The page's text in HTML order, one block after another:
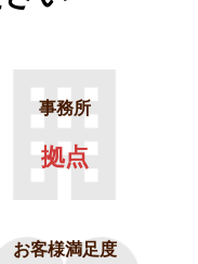
事務所
拠点
お客様満足度